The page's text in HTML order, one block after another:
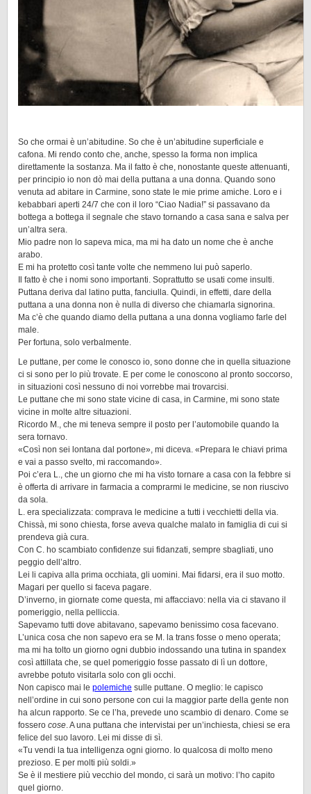
So che ormai è un’abitudine. So che è un’abitudine superficiale e
cafona. Mi rendo conto che, anche, spesso la forma non implica
direttamente la sostanza. Ma il fatto è che, nonostante queste attenuanti,
per principio io non dò mai della puttana a una donna. Quando sono
venuta ad abitare in Carmine, sono state le mie prime amiche. Loro e i
kebabbari aperti 24/7 che con il loro “Ciao Nadia!” si passavano da
bottega a bottega il segnale che stavo tornando a casa sana e salva per
un’altra sera.
Mio padre non lo sapeva mica, ma mi ha dato un nome che è anche
arabo.
E mi ha protetto così tante volte che nemmeno lui può saperlo.
Il fatto è che i nomi sono importanti. Soprattutto se usati come insulti.
Puttana deriva dal latino putta, fanciulla. Quindi, in effetti, dare della
puttana a una donna non è nulla di diverso che chiamarla signorina.
Ma c’è che quando diamo della puttana a una donna vogliamo farle del
male.
Per fortuna, solo verbalmente.
Le puttane, per come le conosco io, sono donne che in quella situazione
ci si sono per lo più trovate. E per come le conoscono al pronto soccorso,
in situazioni così nessuno di noi vorrebbe mai trovarcisi.
Le puttane che mi sono state vicine di casa, in Carmine, mi sono state
vicine in molte altre situazioni.
Ricordo M., che mi teneva sempre il posto per l’automobile quando la
sera tornavo.
«Così non sei lontana dal portone», mi diceva. «Prepara le chiavi prima
e vai a passo svelto, mi raccomando».
Poi c’era L., che un giorno che mi ha visto tornare a casa con la febbre si
è offerta di arrivare in farmacia a comprarmi le medicine, se non riuscivo
da sola.
L. era specializzata: comprava le medicine a tutti i vecchietti della via.
Chissà, mi sono chiesta, forse aveva qualche malato in famiglia di cui si
prendeva già cura.
Con C. ho scambiato confidenze sui fidanzati, sempre sbagliati, uno
peggio dell’altro.
Lei li capiva alla prima occhiata, gli uomini. Mai fidarsi, era il suo motto.
Magari per quello si faceva pagare.
D’inverno, in giornate come questa, mi affacciavo: nella via ci stavano il
pomeriggio, nella pelliccia.
Sapevamo tutti dove abitavano, sapevamo benissimo cosa facevano.
L’unica cosa che non sapevo era se M. la trans fosse o meno operata;
ma mi ha tolto un giorno ogni dubbio indossando una tutina in spandex
così attillata che, se quel pomeriggio fosse passato di lì un dottore,
avrebbe potuto visitarla solo con gli occhi.
Non capisco mai le polemiche sulle puttane. O meglio: le capisco
nell’ordine in cui sono persone con cui la maggior parte della gente non
ha alcun rapporto. Se ce l’ha, prevede uno scambio di denaro. Come se
fossero cose. A una puttana che intervistai per un’inchiesta, chiesi se era
felice del suo lavoro. Lei mi disse di sì.
«Tu vendi la tua intelligenza ogni giorno. Io qualcosa di molto meno
prezioso. E per molti più soldi.»
Se è il mestiere più vecchio del mondo, ci sarà un motivo: l’ho capito
quel giorno.